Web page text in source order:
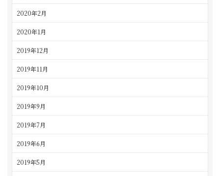
2020年2月
2020年1月
2019年12月
2019年11月
2019年10月
2019年9月
2019年7月
2019年6月
2019年5月